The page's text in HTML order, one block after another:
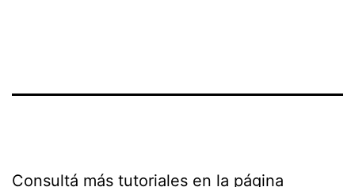
Consultá más tutoriales en la página